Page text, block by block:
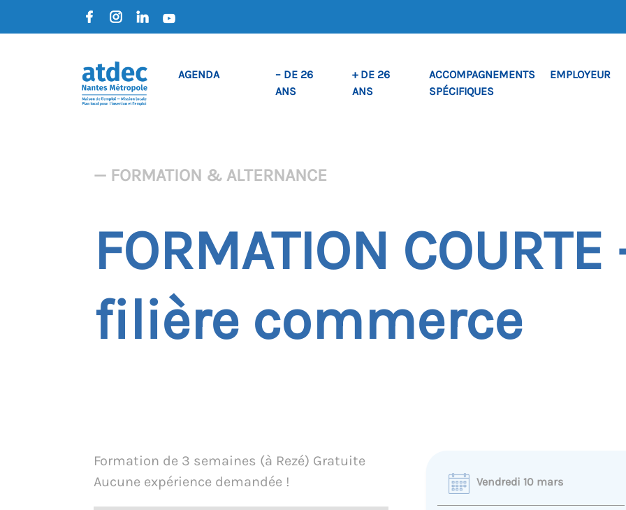
AGENDA
– DE 26
ANS
+ DE 26
ANS
ACCOMPAGNEMENTS
SPÉCIFIQUES
EMPLOYEUR
— FORMATION & ALTERNANCE
FORMATION
filière commerce
Formation de 3 semaines (à Rezé) Gratuite
Aucune expérience demandée !
Vendredi 10 mars